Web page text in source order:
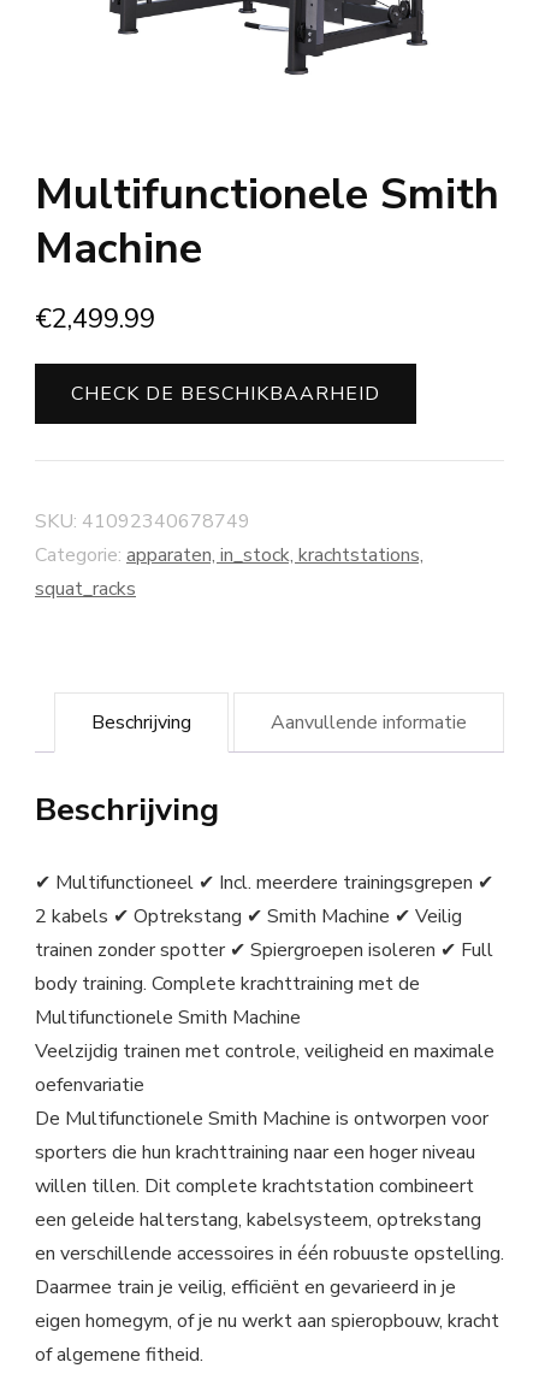
Multifunctionele Smith
Machine
€2,499.99
CHECK DE BESCHIKBAARHEID
SKU: 41092340678749
Categorie: apparaten, in_stock, krachtstations,
squat_racks
Beschrijving Aanvullende informatie
Beschrijving
✔ Multifunctioneel ✔ Incl. meerdere trainingsgrepen ✔
2 kabels ✔ Optrekstang ✔ Smith Machine ✔ Veilig
trainen zonder spotter ✔ Spiergroepen isoleren ✔ Full
body training. Complete krachttraining met de
Multifunctionele Smith Machine
Veelzijdig trainen met controle, veiligheid en maximale
oefenvariatie
De Multifunctionele Smith Machine is ontworpen voor
sporters die hun krachttraining naar een hoger niveau
willen tillen. Dit complete krachtstation combineert
een geleide halterstang, kabelsysteem, optrekstang
en verschillende accessoires in één robuuste opstelling.
Daarmee train je veilig, efficiënt en gevarieerd in je
eigen homegym, of je nu werkt aan spieropbouw, kracht
of algemene fitheid.